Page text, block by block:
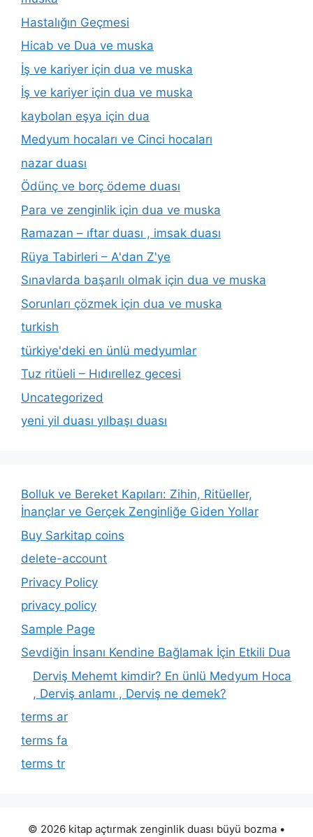
Hastalığın Geçmesi
Hicab ve Dua ve muska
İş ve kariyer için dua ve muska
İş ve kariyer için dua ve muska
kaybolan eşya için dua
Medyum hocaları ve Cinci hocaları
nazar duası
Ödünç ve borç ödeme duası
Para ve zenginlik için dua ve muska
Ramazan – ıftar duası , imsak duası
Rüya Tabirleri – A'dan Z'ye
Sınavlarda başarılı olmak için dua ve muska
Sorunları çözmek için dua ve muska
turkish
türkiye'deki en ünlü medyumlar
Tuz ritüeli – Hıdırellez gecesi
Uncategorized
yeni yil duası yılbaşı duası
Bolluk ve Bereket Kapıları: Zihin, Ritüeller,
İnançlar ve Gerçek Zenginliğe Giden Yollar
Buy Sarkitap coins
delete-account
Privacy Policy
privacy policy
Sample Page
Sevdiğin İnsanı Kendine Bağlamak İçin Etkili Dua
Derviş Mehemt kimdir? En ünlü Medyum Hoca
, Derviş anlamı , Derviş ne demek?
terms ar
terms fa
terms tr
© 2026 kitap açtırmak zenginlik duası büyü bozma •